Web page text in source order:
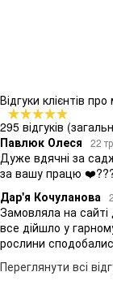
Відгуки клієнтів
295 відгуків
Павлюк Олеся
22
Дуже вдячні за
за вашу працю
Дар'я Кочуланова
Замовляла на сайті
все дійшло у
рослини
Переглянути всі